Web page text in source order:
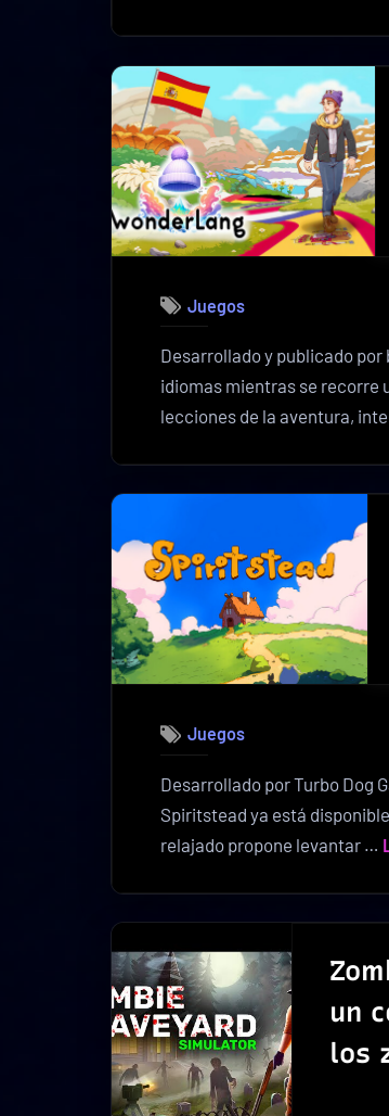
con
por
Juegos
Desarrollado y publicado
idiomas mientras se recorre
lecciones de la aventura,
Juegos
Desarrollado por Turbo Dog
Spiritstead ya está
relajado propone levantar …
un
los